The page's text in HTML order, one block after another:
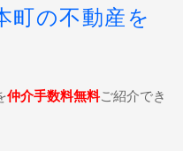
町の不動産を
仲介手数料無料ご紹介でき